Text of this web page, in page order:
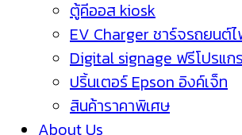
ตู้คีออส kiosk
EV Charger ชาร์จรถยนต์
Digital signage ฟรีโปรแก
ปริ้นเตอร์ Epson อิงค์เจ็ท
สินค้าราคาพิเศษ
About Us